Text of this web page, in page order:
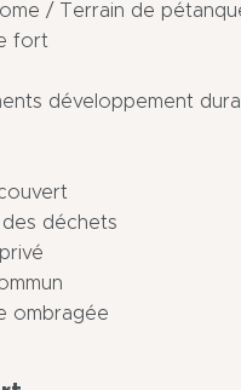
/ Terrain de
fort
développement
déchets
ombragée